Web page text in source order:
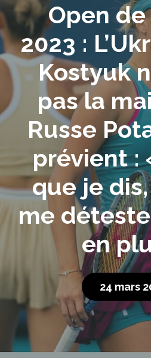
Open
2023 :
Kostyuk
pas la
Russe
prévient :
que je
me
en
24 mars